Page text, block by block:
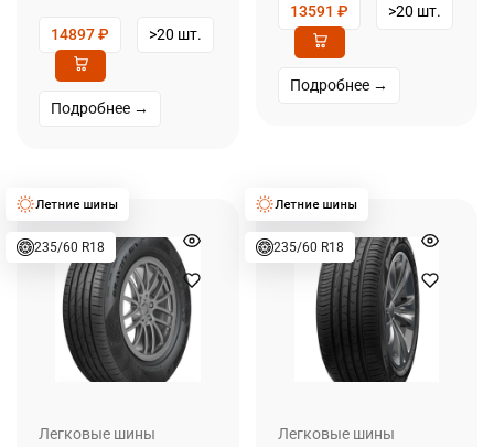
14897₽ >20 шт.
Подробнее →
13591 ₽ >20 шт.
Подробнее →
235/60 R18
Легковые шины
235/60 R18
Легковые шины